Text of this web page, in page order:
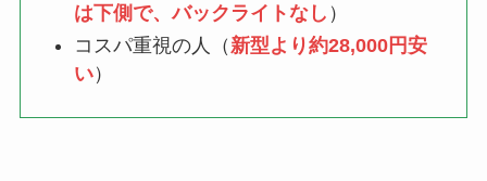
は下側で、バックライトなし ）
コスパ重視の人（新型より約28,000円安
い）